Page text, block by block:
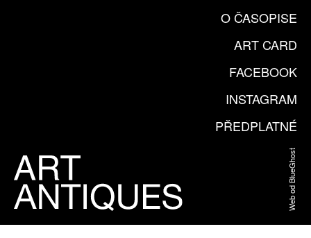
O ČASOPISE
ART CARD
FACEBOOK
INSTAGRAM
PŘEDPLATNÉ
Web od BlueGhost